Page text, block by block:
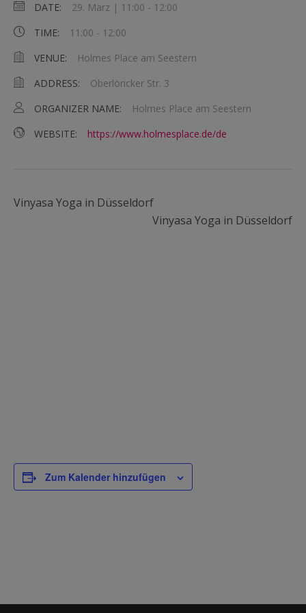
DATE: 29. März | 11:00 - 12:00
TIME:
11:00 - 12:00
VENUE:
Holmes Place am Seestern
ADDRESS:
Oberlöricker Str. 3
ORGANIZER NAME:
Holmes Place am Seestern
WEBSITE:
https://www.holmesplace.de/de
Vinyasa Yoga in Düsseldorf
Vinyasa Yoga in Düsseldorf
Zum Kalender hinzufügen